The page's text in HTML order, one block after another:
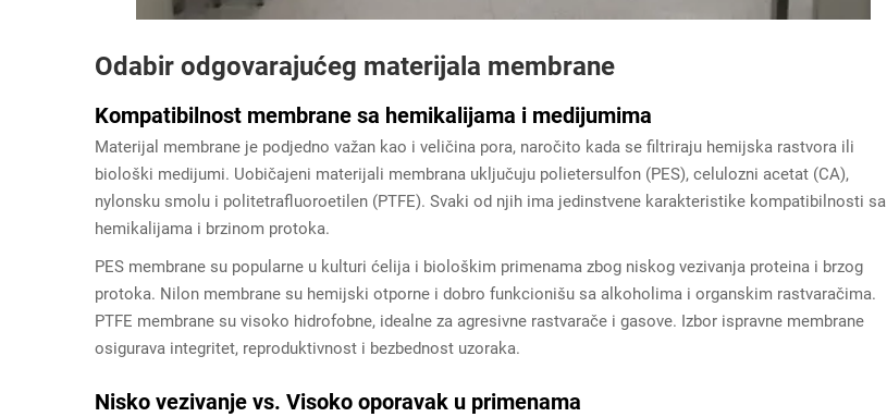
Odabir odgovarajućeg materijala membrane
Kompatibilnost membrane sa hemikalijama i medijumima
Materijal membrane je podjedno važan kao i veličina pora, naročito kada se filtriraju hemijska rastvora ili
biološki medijumi. Uobičajeni materijali membrana uključuju polietersulfon (PES), celulozni acetat (CA),
nylonsku smolu i politetrafluoroetilen (PTFE). Svaki od njih ima jedinstvene karakteristike kompatibilnosti sa
hemikalijama i brzinom protoka.
PES membrane su popularne u kulturi ćelija i biološkim primenama zbog niskog vezivanja proteina i brzog
protoka. Nilon membrane su hemijski otporne i dobro funkcionišu sa alkoholima i organskim rastvaračima.
PTFE membrane su visoko hidrofobne, idealne za agresivne rastvarače i gasove. Izbor ispravne membrane
osigurava integritet, reproduktivnost i bezbednost uzoraka.
Nisko vezivanje vs. Visoko oporavak u primenama